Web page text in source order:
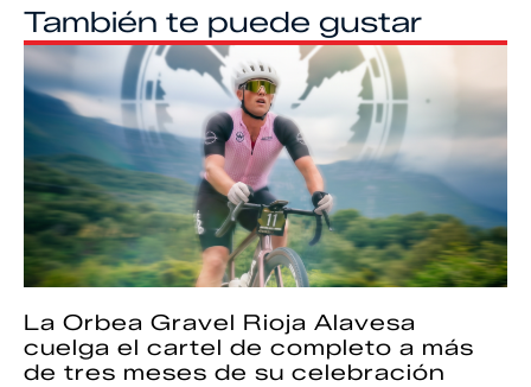
También te puede gustar
La Orbea Gravel Rioja Alavesa
cuelga el cartel de completo a más
de tres meses de su celebración